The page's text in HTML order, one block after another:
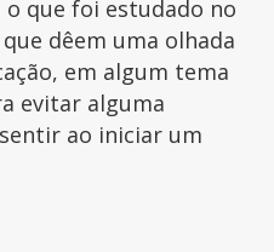
o que foi estudado no
dêem uma olhada
em algum tema
evitar alguma
ao iniciar um